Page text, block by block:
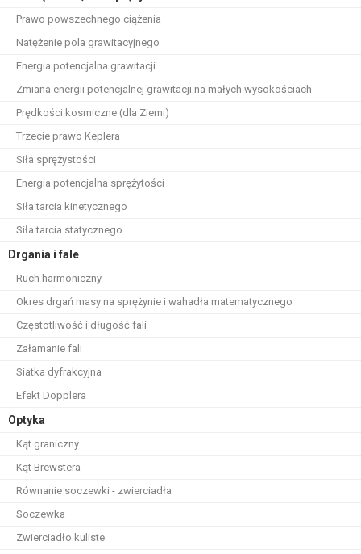
Prawo powszechnego ciążenia
Natężenie pola grawitacyjnego
Energia potencjalna grawitacji
Zmiana energii potencjalnej grawitacji na małych wysokościach
Prędkości kosmiczne (dla Ziemi)
Trzecie prawo Keplera
Siła sprężystości
Energia potencjalna sprężytości
Siła tarcia kinetycznego
Siła tarcia statycznego
Drgania i fale
Ruch harmoniczny
Okres drgań masy na sprężynie i wahadła matematycznego
Częstotliwość i długość fali
Załamanie fali
Siatka dyfrakcyjna
Efekt Dopplera
Optyka
Kąt graniczny
Kąt Brewstera
Równanie soczewki - zwierciadła
Soczewka
Zwierciadło kuliste